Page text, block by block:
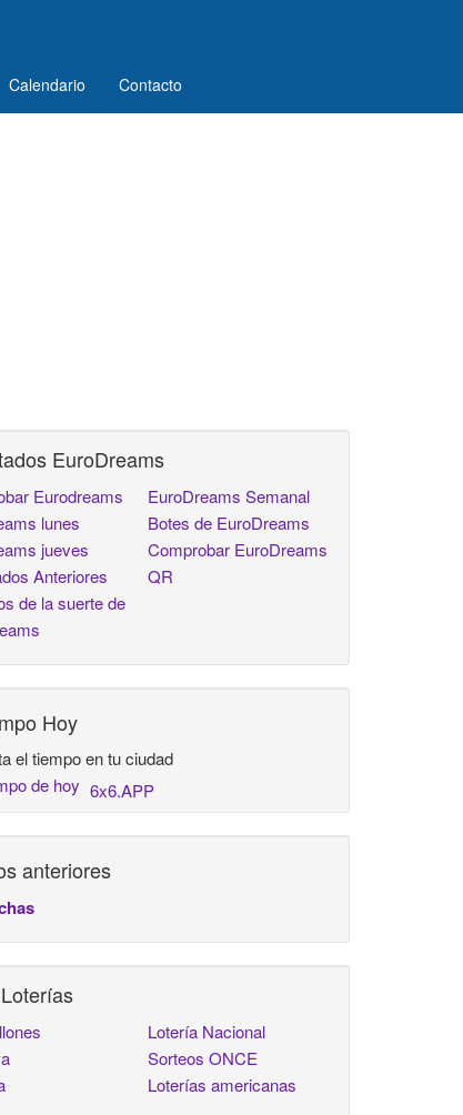
Calendario Contacto
EuroDreams
Eurodreams
lunes
jueves
Anteriores
de la suerte de
EuroDreams Semanal
Botes de EuroDreams
Comprobar EuroDreams
QR
Hoy
el tiempo en tu ciudad
6x6.APP
anteriores
Lotería Nacional
Sorteos ONCE
Loterías americanas